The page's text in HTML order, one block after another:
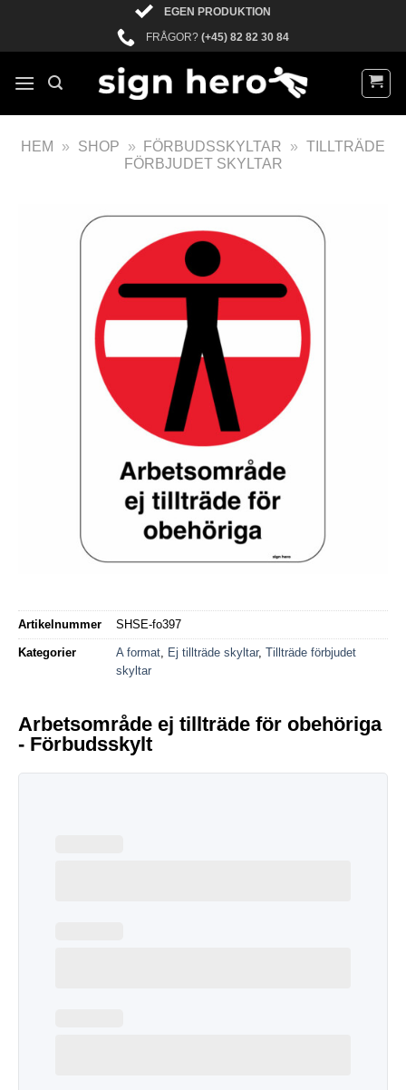
EGEN PRODUKTION
FRÅGOR? (+45) 82 82 30 84
HEM » SHOP » FÖRBUDSSKYLTAR » TILLTRÄDE
FÖRBJUDET SKYLTAR
Artikelnummer SHSE-fo397
Kategorier A format Ej tillträde skyltar, Tillträde förbjudet
skyltar
Arbetsområde ej tillträde för obehöriga
- Förbudsskylt